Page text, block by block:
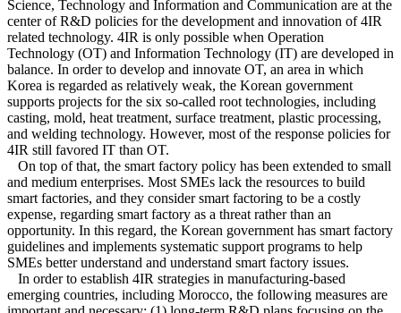
Science, Technology and Information and Communication are at the
center of R&D policies for the development and innovation of 4IR
related technology. 4IR is only possible when Operation
Technology (OT) and Information Technology (IT) are developed in
balance. In order to develop and innovate OT, an area in which
Korea is regarded as relatively weak, the Korean government
supports projects for the six so-called root technologies, including
casting, mold, heat treatment, surface treatment, plastic processing,
and welding technology. However, most of the response policies for
4IR still favored IT than OT.
On top of that, the smart factory policy has been extended to small
and medium enterprises. Most SMEs lack the resources to build
smart factories, and they consider smart factoring to be a costly
expense, regarding smart factory as a threat rather than an
opportunity. In this regard, the Korean government has smart factory
guidelines and implements systematic support programs to help
SMEs better understand and understand smart factory issues.
In order to establish 4IR strategies in manufacturing-based
emerging countries, including Morocco, the following measures are